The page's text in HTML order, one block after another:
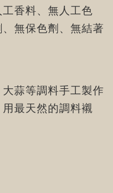
香料、無人工色
無保色劑、無結著
蒜等調料手工製作
最天然的調料襯